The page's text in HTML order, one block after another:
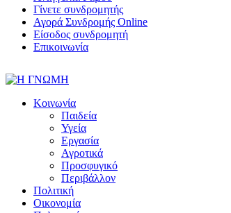
Γίνετε συνδρομητής
Αγορά Συνδρομής Online
Είσοδος συνδρομητή
Επικοινωνία
Κοινωνία
Παιδεία
Υγεία
Εργασία
Αγροτικά
Προσφυγικό
Περιβάλλον
Πολιτική
Οικονομία